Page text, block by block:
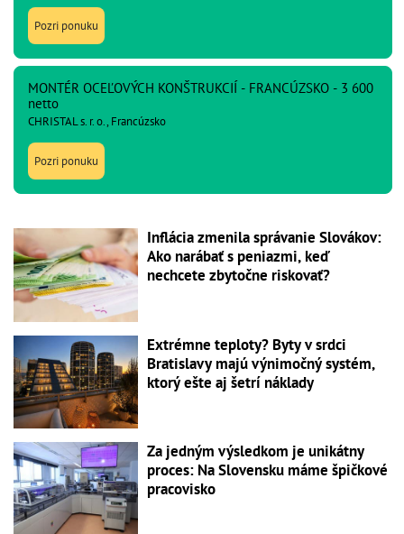
Pozri ponuku
MONTÉR OCEĽOVÝCH KONŠTRUKCIÍ - FRANCÚZSKO - 3 600
netto
CHRISTAL s. r. o., Francúzsko
Pozri ponuku
Inflácia zmenila správanie Slovákov:
Ako narábať s peniazmi, keď
nechcete zbytočne riskovať?
Extrémne teploty? Byty v srdci
Bratislavy majú výnimočný systém,
ktorý ešte aj šetrí náklady
Za jedným výsledkom je unikátny
proces: Na Slovensku máme špičkové
pracovisko